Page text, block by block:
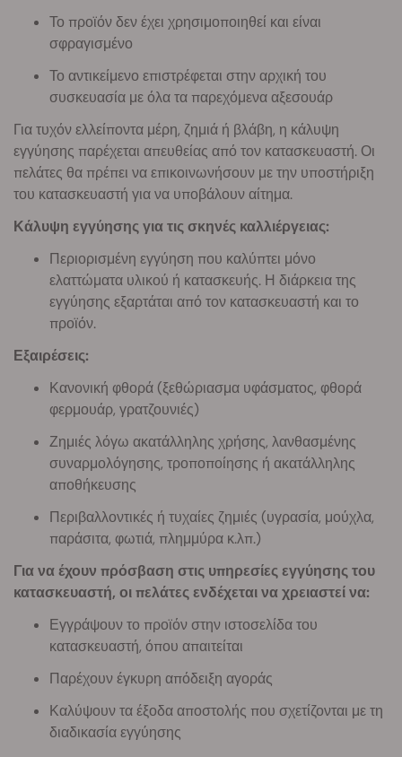
Το προϊόν δεν έχει χρησιμοποιηθεί και είναι
σφραγισμένο
Το αντικείμενο επιστρέφεται στην αρχική του
συσκευασία με όλα τα παρεχόμενα αξεσουάρ
Για τυχόν ελλείποντα μέρη, ζημιά ή βλάβη, η κάλυψη
εγγύησης παρέχεται απευθείας από τον κατασκευαστή. Οι
πελάτες θα πρέπει να επικοινωνήσουν με την υποστήριξη
του κατασκευαστή για να υποβάλουν αίτημα.
Κάλυψη εγγύησης για τις σκηνές καλλιέργειας:
Περιορισμένη εγγύηση που καλύπτει μόνο
ελαττώματα υλικού ή κατασκευής. Η διάρκεια της
εγγύησης εξαρτάται από τον κατασκευαστή και το
προϊόν.
Εξαιρέσεις:
Κανονική φθορά (ξεθώριασμα υφάσματος, φθορά
φερμουάρ, γρατζουνιές)
Ζημιές λόγω ακατάλληλης χρήσης, λανθασμένης
συναρμολόγησης, τροποποίησης ή ακατάλληλης
αποθήκευσης
Περιβαλλοντικές ή τυχαίες ζημιές (υγρασία, μούχλα,
παράσιτα, φωτιά, πλημμύρα κ.λπ.)
Για να έχουν πρόσβαση στις υπηρεσίες εγγύησης του
κατασκευαστή, οι πελάτες ενδέχεται να χρειαστεί να:
Εγγράψουν το προϊόν στην ιστοσελίδα του
κατασκευαστή, όπου απαιτείται
Παρέχουν έγκυρη απόδειξη αγοράς
Καλύψουν τα έξοδα αποστολής που σχετίζονται με τη
διαδικασία εγγύησης